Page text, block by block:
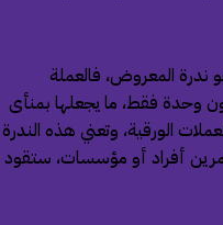
المعروض، فالعملة
بسقف يبلغ 21 مليون وحدة فقط، ما يجعلها بمنأى
الورقية، وتعني هذه الندرة
أفراد أو مؤسسات، ستقود